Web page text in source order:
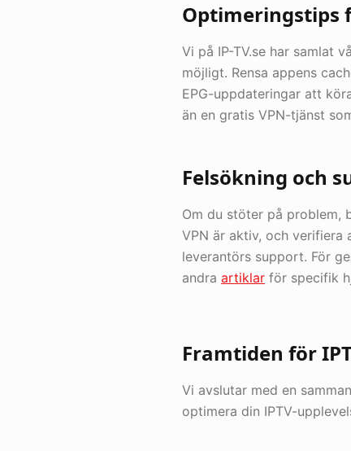
Optimeringstips
Vi på IP-TV.se har samlat
möjligt. Rensa appens
EPG-uppdateringar att
än en gratis VPN-tjänst
Felsökning och
Om du stöter på problem,
VPN är aktiv, och
leverantörs support. För
andra artiklar för specifik
Framtiden för
Vi avslutar med en
optimera din IPTV-